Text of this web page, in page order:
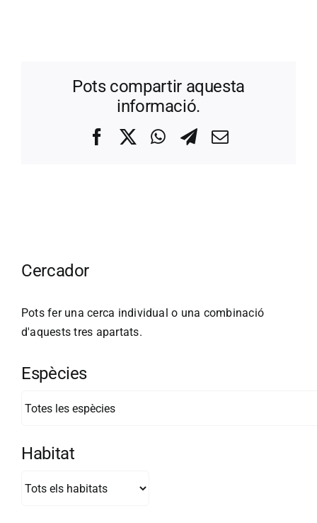
Pots compartir aquesta
informació.
FacebookWhatsApp
Telegram
Correo
Cercador
Pots fer una cerca individual o una combinació
d'aquests tres apartats.
Espècies
Habitat